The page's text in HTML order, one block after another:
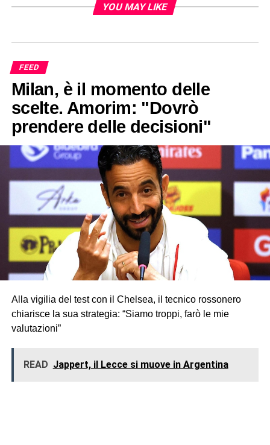
YOU MAY LIKE
FEED
Milan, è il momento delle
scelte. Amorim: "Dovrò
prendere delle decisioni"
Alla vigilia del test con il Chelsea, il tecnico rossonero
chiarisce la sua strategia: “Siamo troppi, farò le mie
valutazioni”
READ Jappert, il Lecce si muove in Argentina